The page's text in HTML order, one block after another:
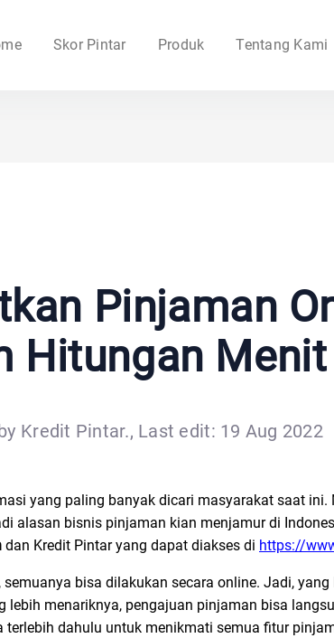
Skor Pintar Produk Tentang Kami
Pinjaman
Hitungan Menit
Kredit Pintar., Last edit: 19 Aug 2022
yang paling banyak dicari masyarakat saat ini.
alasan bisnis pinjaman kian menjamur di
dan Kredit Pintar yang dapat diakses di https://
bisa dilakukan secara online. Jadi,
lebih menariknya, pengajuan pinjaman bisa
dahulu untuk menikmati semua fitur